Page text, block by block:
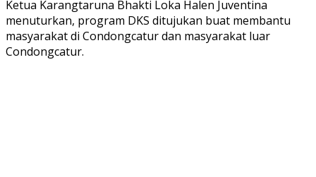
Ketua Karangtaruna Bhakti Loka Halen Juventina
menuturkan, program DKS ditujukan buat membantu
masyarakat di Condongcatur dan masyarakat luar
Condongcatur.